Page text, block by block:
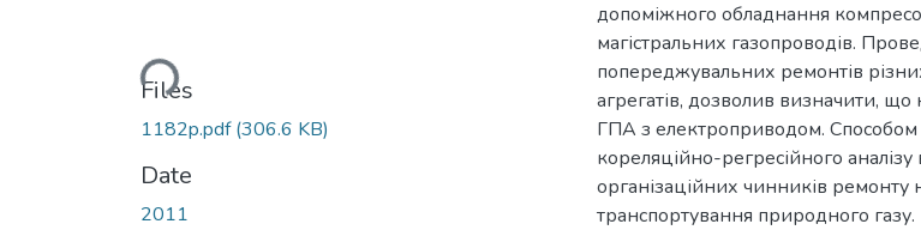
Loading...
Files
1182p.pdf(306.6 KB)
Date
2011
допоміжного обладнання
магістральних газопроводів.
попереджувальних ремонтів
агрегатів, дозволив визначити,
ГПА з електроприводом. Способом
кореляційно-регресійного
організаційних чинників ремонту
транспортування природного газу.